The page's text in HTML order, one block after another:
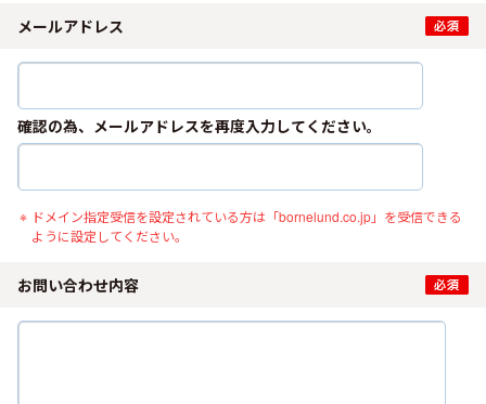
メールアドレス
確認の為、メールアドレスを再度入力してください。
ドメイン指定受信を設定されている方は「bornelund.co.jp」を受信できる
ように設定してください。
お問い合わせ内容